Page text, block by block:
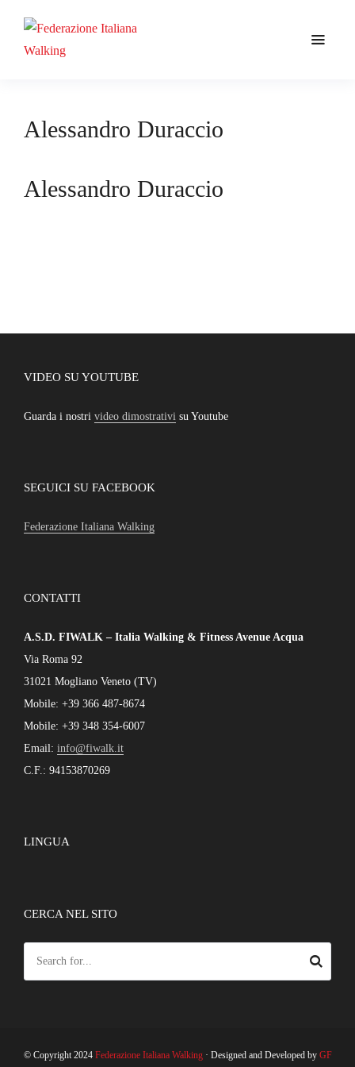
Alessandro Duraccio
Alessandro Duraccio
VIDEO SU YOUTUBE
Guarda i nostri video dimostrativi su Youtube
SEGUICI SU FACEBOOK
Federazione Italiana Walking
CONTATTI
A.S.D. FIWALK – Italia Walking & Fitness Avenue Acqua
Via Roma 92
31021 Mogliano Veneto (TV)
Mobile: +39 366 487-8674
Mobile: +39 348 354-6007
Email: info@fiwalk.it
C.F.: 94153870269
LINGUA
CERCA NEL SITO
© Copyright 2024 Federazione Italiana Walking· Designed and Developed by GF